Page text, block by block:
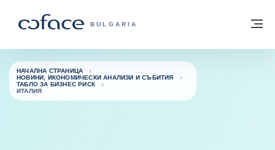
COFACE FOR TRADE - GROUP WEBSITE
BULGARIA
Обратно към начална страница
НАЧАЛНА СТРАНИЦА
НОВИНИ, ИКОНОМИЧЕСКИ АНАЛИЗИ И СЪБИТИЯ
ТАБЛО ЗА БИЗНЕС РИСК
ИТАЛИЯ